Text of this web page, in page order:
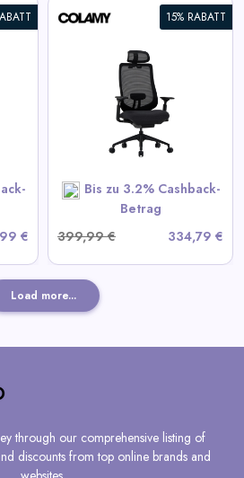
€
15% RABATT
Bis zu 3.2% Cashback-
Betrag
399,99 €
334,79 €
Load more...
through our comprehensive listing of
discounts from top online brands and